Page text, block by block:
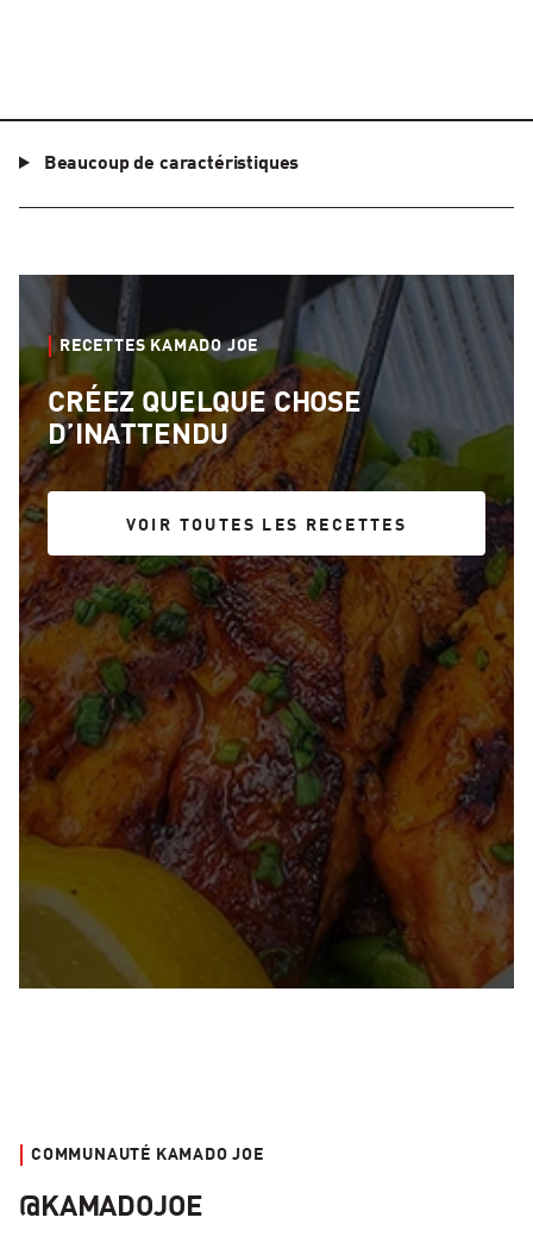
Beaucoup de caractéristiques
RECETTES KAMADO JOE
CRÉEZ QUELQUE CHOSE
D’INATTENDU
VOIR TOUTES LES RECETTES
VOIR TOUTES LES RECETTES
COMMUNAUTÉ KAMADO JOE
@KAMADOJOE